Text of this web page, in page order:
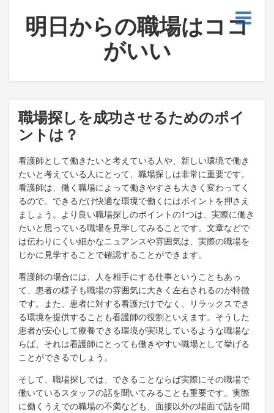
明日からの職場はココ
がいい
職場探しを成功させるためのポイ
ントは？
看護師として働きたいと考えている人や、新しい環境で働き
たいと考えている人にとって、職場探しは非常に重要です。
看護師は、働く職場によって働きやすさも大きく変わってく
るので、できるだけ快適な環境で働くにはポイントを押さえ
ましょう。より良い職場探しのポイントの1つは、実際に働き
たいと思っている職場を見学してみることです。文章などで
は伝わりにくい細かなニュアンスや雰囲気は、実際の職場を
じかに見学することで確認することができます。
看護師の場合には、人を相手にする仕事ということもあっ
て、患者の様子も職場の雰囲気に大きく左右されるのが特徴
です。また、患者に対する看護だけでなく、リラックスでき
る環境を提供することも看護師の役割といえます。そうした
患者が安心して療養できる環境が実現しているような職場な
らば、それは看護師にとっても働きやすい職場として挙げる
ことができるでしょう。
そして、職場探しでは、できることならば実際にその職場で
働いているスタッフの話を聞いてみることも重要です。実際
に働くうえでの職場の不満なども、面接以外の場面で話を聞